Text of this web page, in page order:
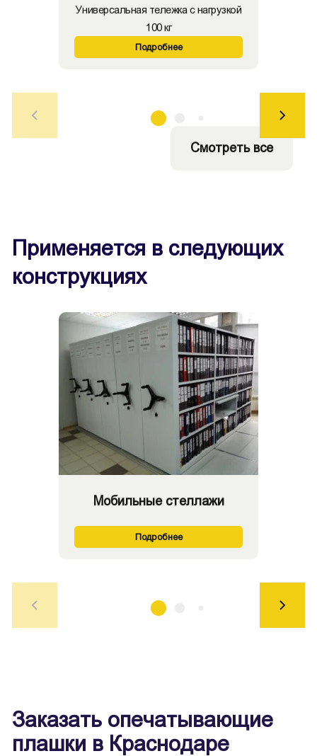
Универсальная тележка с нагрузкой
100 кг
Подробнее
Смотреть все
Применяется в следующих
конструкциях
Мобильные стеллажи
Подробнее
Заказать опечатывающие
плашки в Краснодаре